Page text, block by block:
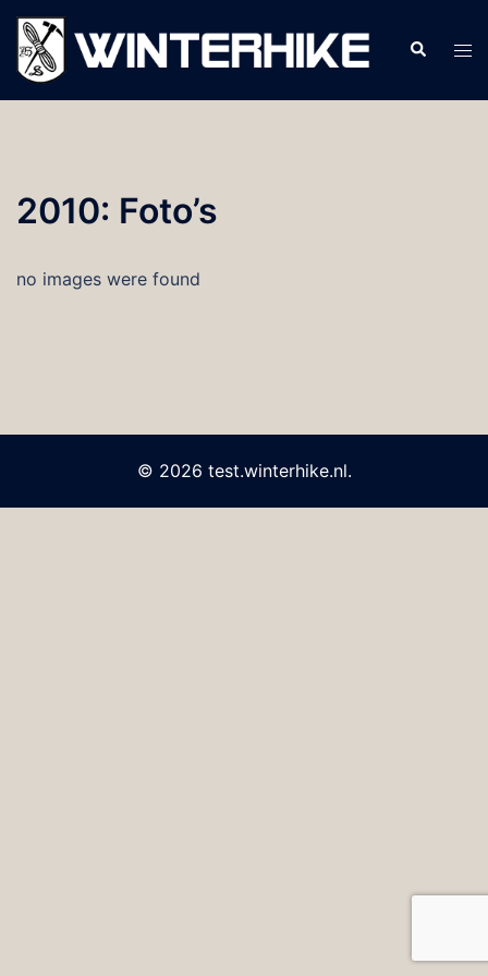
Ga
naar
de
inhoud
Zoeken
2010: Foto’s
no images were found
© 2026 test.winterhike.nl.